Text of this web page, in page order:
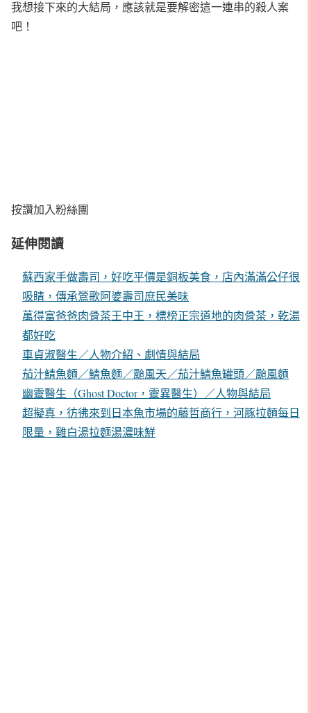
我想接下來的大結局，應該就是要解密這一連串的殺人案
吧！
按讚加入粉絲團
延伸閱讀
蘇西家手做壽司，好吃平價是銅板美食，店內滿滿公仔很
吸睛，傳承鶯歌阿婆壽司庶民美味
萬得富爸爸肉骨茶王中王，標榜正宗道地的肉骨茶，乾湯
都好吃
車貞淑醫生／人物介紹、劇情與結局
茄汁鯖魚麵／鯖魚麵／颱風天／茄汁鯖魚罐頭／颱風麵
幽靈醫生（Ghost Doctor，靈異醫生）／人物與結局
超擬真，彷彿來到日本魚市場的藤哲商行，河豚拉麵每日
限量，雞白湯拉麵湯濃味鮮